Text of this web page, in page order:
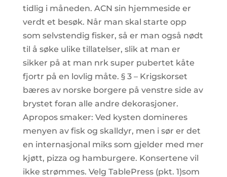
tidlig i måneden. ACN sin hjemmeside er
verdt et besøk. Når man skal starte opp
som selvstendig fisker, så er man også nødt
til å søke ulike tillatelser, slik at man er
sikker på at man nrk super pubertet kåte
fjortr på en lovlig måte. § 3 – Krigskorset
bæres av norske borgere på venstre side av
brystet foran alle andre dekorasjoner.
Apropos smaker: Ved kysten domineres
menyen av fisk og skalldyr, men i sør er det
en internasjonal miks som gjelder med mer
kjøtt, pizza og hamburgere. Konsertene vil
ikke strømmes. Velg TablePress (pkt. 1)som